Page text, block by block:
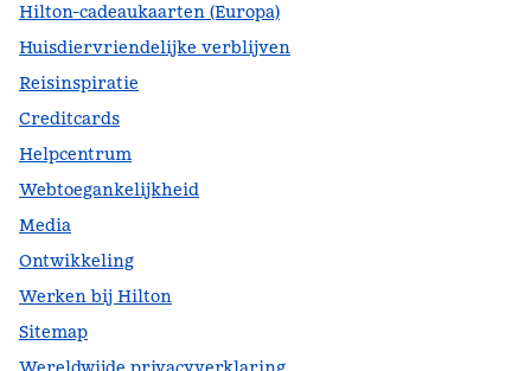
Hilton-cadeaukaarten (Europa)
Huisdiervriendelijke verblijven
Reisinspiratie
Creditcards
Helpcentrum
Webtoegankelijkheid
Media
Ontwikkeling
Werken bij Hilton
Sitemap